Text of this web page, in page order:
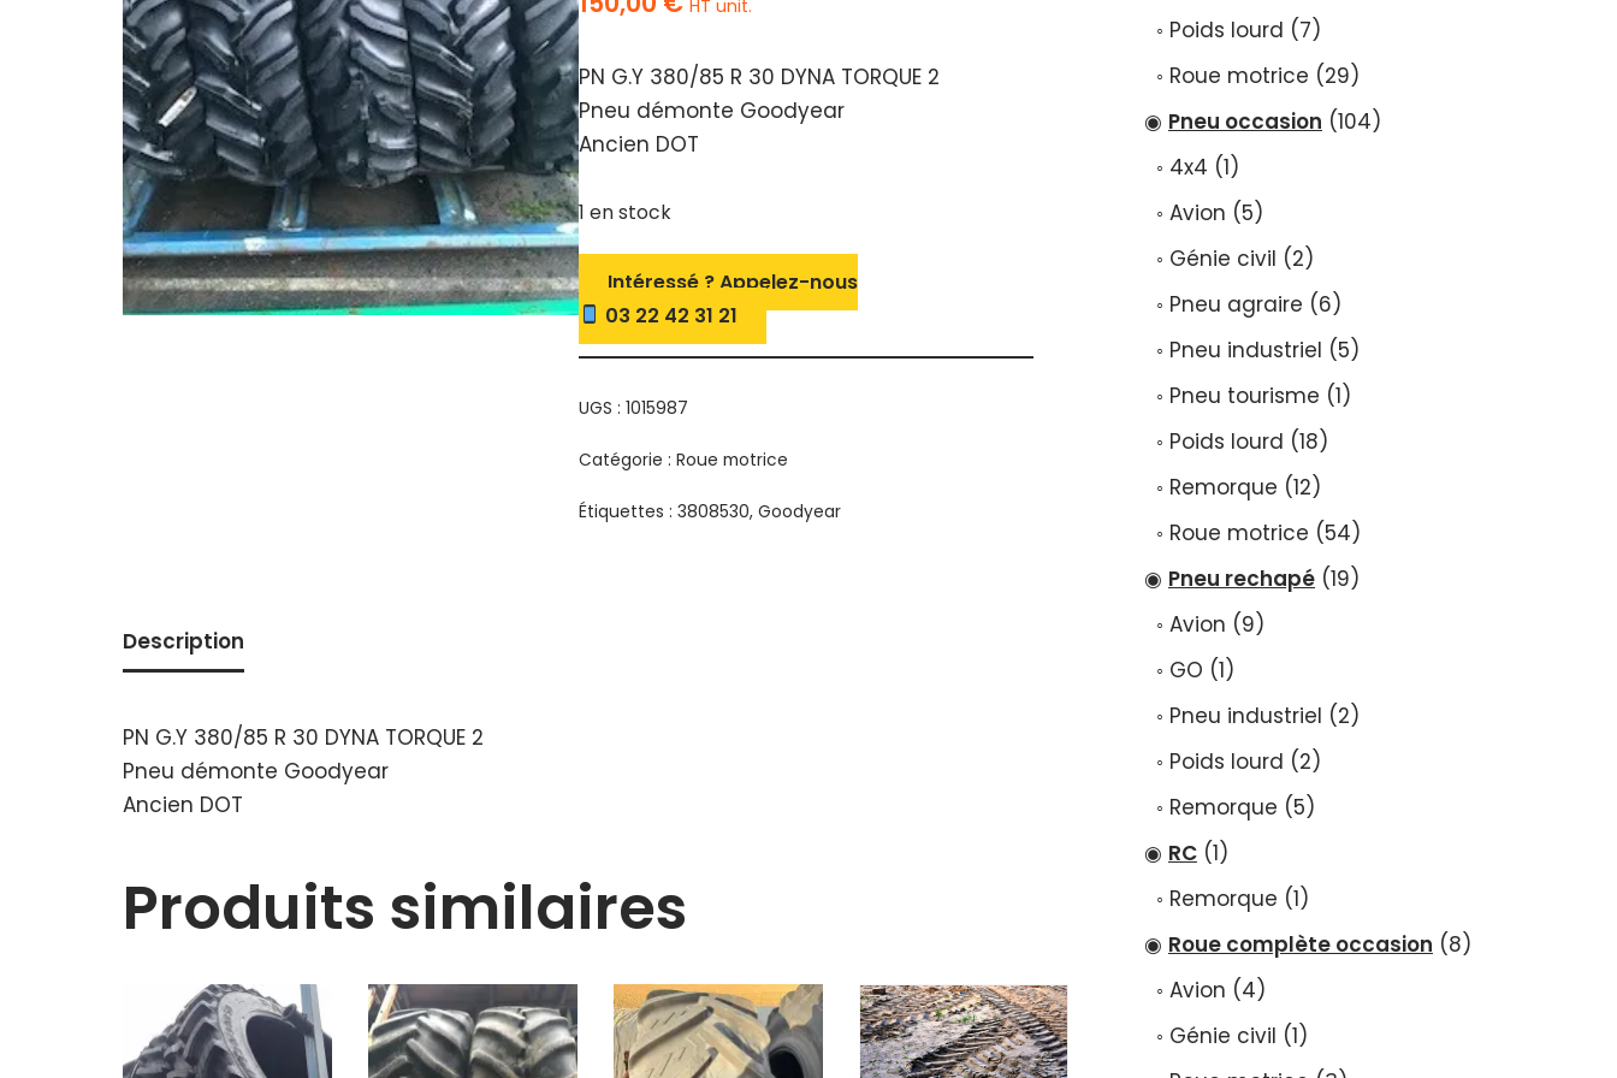
HT unit.
PN G.Y 380/85 R 30 DYNA TORQUE 2
Pneu démonte Goodyear
Ancien DOT
1 en stock
Intéressé ? Appelez-nous
03 22 42 31 21
UGS : 1015987
Catégorie : Roue motrice
Étiquettes : 3808530, Goodyear
Description
PN G.Y 380/85 R 30 DYNA TORQUE 2
Pneu démonte Goodyear
Ancien DOT
Produits similaires
Poids lourd
7
Roue motrice
29
Pneu occasion 104
4x4 1
Avion 5
Génie civil
2
Pneu agraire
6
Pneu industriel 5
Pneu tourisme 1
Poids lourd 18
Remorque 12
Roue motrice 54
Pneu rechapé 19
Avion
9
GO 1
Pneu industriel
2
Poids lourd
2
Remorque 5
RC 1
Remorque 1
Roue complète occasion
8
Avion
4
Génie civil 1